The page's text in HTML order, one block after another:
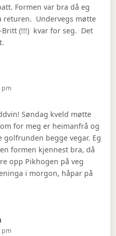
Formen var bra då eg
returen. Undervegs møtte
Britt (!!!) kvar for seg. Det
pm
Søndag kveld møtte
for meg er heimanfrå og
begge vegar. Eg
formen kjennest bra, då
opp Pikhogen på veg
i morgon, håpar på
pm